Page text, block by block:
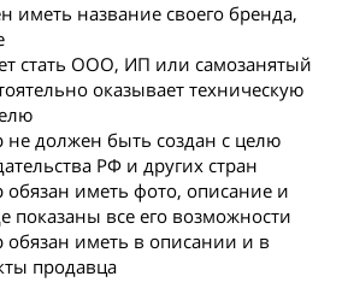
иметь название своего бренда,
стать ООО, ИП или самозанятый
оказывает техническую
не должен быть создан с целю
РФ и других стран
иметь фото, описание и
показаны все его возможности
иметь в описании и в
продавца